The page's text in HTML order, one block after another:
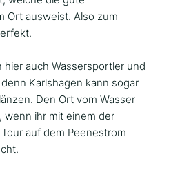
Ort ausweist. Also zum
hier auch Wassersportler und
Karlshagen kann sogar
Den Ort vom Wasser
wenn ihr mit einem der
auf dem Peenestrom